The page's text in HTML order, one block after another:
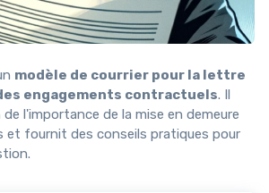
modèle de courrier pour la lettre
engagements contractuels. Il
l'importance de la mise en demeure
et fournit des conseils pratiques pour